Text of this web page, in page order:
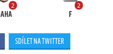
2 2
F
SDÍLET NA TWITTER